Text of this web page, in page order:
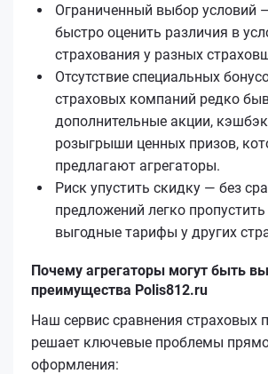
Ограниченный выбор условий
быстро оценить различия в
страхования у разных
Отсутствие специальных
страховых компаний редко
дополнительные акции,
розыгрыши ценных призов,
предлагают агрегаторы.
Риск упустить скидку — без
предложений легко
выгодные тарифы у других
Почему агрегаторы могут быть
преимущества Polis812.ru
Наш сервис сравнения страховых
решает ключевые проблемы
оформления: